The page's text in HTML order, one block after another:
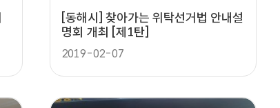
[동해시] 찾아가는 위탁선거법 안내설
명회 개최 [제1탄]
2019-02-07